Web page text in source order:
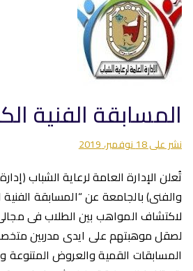
المسابقة الفنية
نشر على18 نوفمبر، 2019
تُعلن الإدارة العامة لرعاية الشباب
والفنى) بالجامعة عن “المسابقة
لاكتشاف المواهب بين الطلاب فى
لصقل موهبتهم على ايدى مدربين
المسابقات القمية والعروض المتنوعة